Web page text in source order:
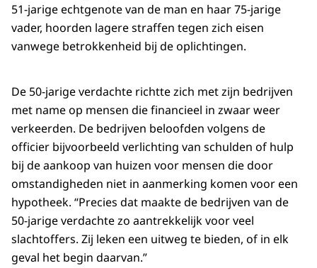
51-jarige echtgenote van de man en haar 75-jarige
vader, hoorden lagere straffen tegen zich eisen
vanwege betrokkenheid bij de oplichtingen.
De 50-jarige verdachte richtte zich met zijn bedrijven
met name op mensen die financieel in zwaar weer
verkeerden. De bedrijven beloofden volgens de
officier bijvoorbeeld verlichting van schulden of hulp
bij de aankoop van huizen voor mensen die door
omstandigheden niet in aanmerking komen voor een
hypotheek. “Precies dat maakte de bedrijven van de
50-jarige verdachte zo aantrekkelijk voor veel
slachtoffers. Zij leken een uitweg te bieden, of in elk
geval het begin daarvan.”